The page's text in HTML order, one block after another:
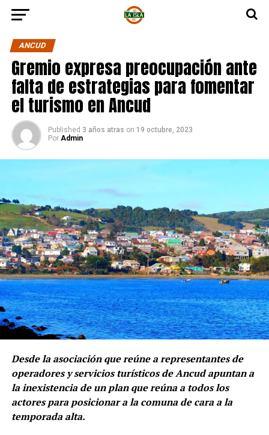
ANCUD
Gremio expresa preocupación ante
falta de estrategias para fomentar
el turismo en Ancud
Published 3 años atras on 19 octubre, 2023
Por Admin
Desde la asociación que reúne a representantes de
operadores y servicios turísticos de Ancud apuntan a
la inexistencia de un plan que reúna a todos los
actores para posicionar a la comuna de cara a la
temporada alta.